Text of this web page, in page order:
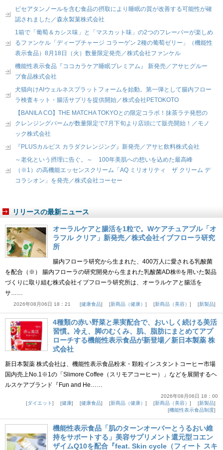
ピセアタンノールを含む食品の摂取により睡眠の質が改善する可能性が確
認されました／森永製菓株式会社
1箱で「葡萄＆カシス味」と「マスカット味」の2つのフレーバーが楽しめ
るファンケル「ディープチャージ コラーゲン 2種の葡萄ゼリー」（機能性
表示食品）8月18日（火）数量限定発売／株式会社ファンケル
機能性表示食品『ココカラケア睡眠プレミアム』 新発売／アサヒグルー
プ食品株式会社
犬猫向けAIウェルネスプラットフォームを始動。第一弾として腸内フロー
ラ検査キット・腸活サプリを提供開始／株式会社PETOKOTO
【BANILA CO】THE MATCHA TOKYOとの限定コラボ！抹茶ラテ発想の
クレンジングバームが数量限定で7月下旬より店頭にて販売開始！／モノ
ック株式会社
『PLUSカルピス カラダクレンジング』新発売／アサヒ飲料株式会社
～老化という摂理に告ぐ。～ 100年美肌への想いを込めた最高峰
（※1）の高機能エッセンスクリーム「AQ ミリオリティ ザ クリーム デ
コラシオン」を発売／株式会社コーセー
リリースの最新ニュース
オーラルケアと腸活を1粒で。Wケアチュアブル「オ
ラフル クリア」新発売／株式会社イブフローラ研究
所
腸内フローラ研究から生まれた、400万人に愛される乳酸菌
を配合（※） 腸内フローラの研究開発から生まれた乳酸菌AD株®を用いた製品
づくりに取り組む株式会社イブフローラ研究所は、オーラルケアと腸活を
サ……
2026年08月06日 18：21 健康食品 新商品（健康） 新商品（美容） 新製品
4種類の赤い野菜と果実配合で、おいしく続ける美活
習慣。冷え、脚のむくみ、肌、脂肪にまとめてアプ
ローチする機能性表示食品が新登場／新日本製薬 株
式会社
新日本製薬 株式会社は、機能性表示食品粉末・顆粒インスタントコーヒー市場
国内売上No.1※1の「Slimore Coffee（スリモアコーヒー）」などを展開するヘ
ルスケアブランド『Fun and He……
2026年08月06日 18：00
ダイエット
健康 健康食品 新商品（健康） 新商品（美容）
新製品
機能性表示食品制度
機能性表示食品「肌のターンオーバーとうるおい維
持をサポートする」美容サプリメント還元型コエン
ザイムQ10を配合『feat. Skin cycle（フィート スキ